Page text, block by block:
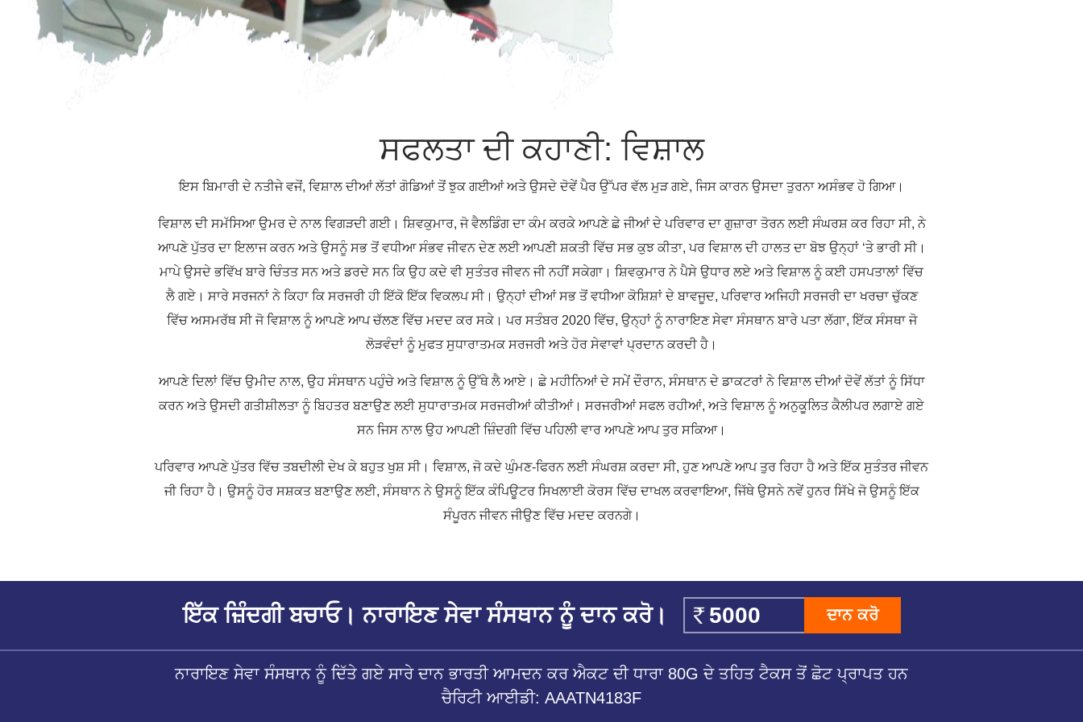
ਸਫਲਤਾ ਦੀ ਕਹਾਣੀ: ਵਿਸ਼ਾਲ
ਇਸ ਬਿਮਾਰੀ ਦੇ ਨਤੀਜੇ ਵਜੋਂ, ਵਿਸ਼ਾਲ ਦੀਆਂ ਲੱਤਾਂ ਗੋਡਿਆਂ ਤੋਂ ਝੁਕ ਗਈਆਂ ਅਤੇ ਉਸਦੇ ਦੋਵੇਂ ਪੈਰ ਉੱਪਰ ਵੱਲ ਮੁੜ ਗਏ, ਜਿਸ ਕਾਰਨ ਉਸਦਾ ਤੁਰਨਾ ਅਸੰਭਵ ਹੋ ਗਿਆ।
ਵਿਸ਼ਾਲ ਦੀ ਸਮੱਸਿਆ ਉਮਰ ਦੇ ਨਾਲ ਵਿਗੜਦੀ ਗਈ। ਸ਼ਿਵਕੁਮਾਰ, ਜੋ ਵੈਲਡਿੰਗ ਦਾ ਕੰਮ ਕਰਕੇ ਆਪਣੇ ਛੇ ਜੀਆਂ ਦੇ ਪਰਿਵਾਰ ਦਾ ਗੁਜ਼ਾਰਾ ਤੋਰਨ ਲਈ ਸੰਘਰਸ਼ ਕਰ ਰਿਹਾ ਸੀ, ਨੇ
ਆਪਣੇ ਪੁੱਤਰ ਦਾ ਇਲਾਜ ਕਰਨ ਅਤੇ ਉਸਨੂੰ ਸਭ ਤੋਂ ਵਧੀਆ ਸੰਭਵ ਜੀਵਨ ਦੇਣ ਲਈ ਆਪਣੀ ਸ਼ਕਤੀ ਵਿੱਚ ਸਭ ਕੁਝ ਕੀਤਾ, ਪਰ ਵਿਸ਼ਾਲ ਦੀ ਹਾਲਤ ਦਾ ਬੋਝ ਉਨ੍ਹਾਂ ‘ਤੇ ਭਾਰੀ ਸੀ।
ਮਾਪੇ ਉਸਦੇ ਭਵਿੱਖ ਬਾਰੇ ਚਿੰਤਤ ਸਨ ਅਤੇ ਡਰਦੇ ਸਨ ਕਿ ਉਹ ਕਦੇ ਵੀ ਸੁਤੰਤਰ ਜੀਵਨ ਜੀ ਨਹੀਂ ਸਕੇਗਾ। ਸ਼ਿਵਕੁਮਾਰ ਨੇ ਪੈਸੇ ਉਧਾਰ ਲਏ ਅਤੇ ਵਿਸ਼ਾਲ ਨੂੰ ਕਈ ਹਸਪਤਾਲਾਂ ਵਿੱਚ
ਲੈ ਗਏ। ਸਾਰੇ ਸਰਜਨਾਂ ਨੇ ਕਿਹਾ ਕਿ ਸਰਜਰੀ ਹੀ ਇੱਕੋ ਇੱਕ ਵਿਕਲਪ ਸੀ। ਉਨ੍ਹਾਂ ਦੀਆਂ ਸਭ ਤੋਂ ਵਧੀਆ ਕੋਸ਼ਿਸ਼ਾਂ ਦੇ ਬਾਵਜੂਦ, ਪਰਿਵਾਰ ਅਜਿਹੀ ਸਰਜਰੀ ਦਾ ਖਰਚਾ ਚੁੱਕਣ
ਵਿੱਚ ਅਸਮਰੱਥ ਸੀ ਜੋ ਵਿਸ਼ਾਲ ਨੂੰ ਆਪਣੇ ਆਪ ਚੱਲਣ ਵਿੱਚ ਮਦਦ ਕਰ ਸਕੇ। ਪਰ ਸਤੰਬਰ 2020 ਵਿੱਚ, ਉਨ੍ਹਾਂ ਨੂੰ ਨਾਰਾਇਣ ਸੇਵਾ ਸੰਸਥਾਨ ਬਾਰੇ ਪਤਾ ਲੱਗਾ, ਇੱਕ ਸੰਸਥਾ ਜੋ
ਲੋੜਵੰਦਾਂ ਨੂੰ ਮੁਫਤ ਸੁਧਾਰਾਤਮਕ ਸਰਜਰੀ ਅਤੇ ਹੋਰ ਸੇਵਾਵਾਂ ਪ੍ਰਦਾਨ ਕਰਦੀ ਹੈ।
ਆਪਣੇ ਦਿਲਾਂ ਵਿੱਚ ਉਮੀਦ ਨਾਲ, ਉਹ ਸੰਸਥਾਨ ਪਹੁੰਚੇ ਅਤੇ ਵਿਸ਼ਾਲ ਨੂੰ ਉੱਥੇ ਲੈ ਆਏ। ਛੇ ਮਹੀਨਿਆਂ ਦੇ ਸਮੇਂ ਦੌਰਾਨ, ਸੰਸਥਾਨ ਦੇ ਡਾਕਟਰਾਂ ਨੇ ਵਿਸ਼ਾਲ ਦੀਆਂ ਦੋਵੇਂ ਲੱਤਾਂ ਨੂੰ ਸਿੱਧਾ
ਕਰਨ ਅਤੇ ਉਸਦੀ ਗਤੀਸ਼ੀਲਤਾ ਨੂੰ ਬਿਹਤਰ ਬਣਾਉਣ ਲਈ ਸੁਧਾਰਾਤਮਕ ਸਰਜਰੀਆਂ ਕੀਤੀਆਂ। ਸਰਜਰੀਆਂ ਸਫਲ ਰਹੀਆਂ, ਅਤੇ ਵਿਸ਼ਾਲ ਨੂੰ ਅਨੁਕੂਲਿਤ ਕੈਲੀਪਰ ਲਗਾਏ ਗਏ
ਸਨ ਜਿਸ ਨਾਲ ਉਹ ਆਪਣੀ ਜ਼ਿੰਦਗੀ ਵਿੱਚ ਪਹਿਲੀ ਵਾਰ ਆਪਣੇ ਆਪ ਤੁਰ ਸਕਿਆ।
ਪਰਿਵਾਰ ਆਪਣੇ ਪੁੱਤਰ ਵਿੱਚ ਤਬਦੀਲੀ ਦੇਖ ਕੇ ਬਹੁਤ ਖੁਸ਼ ਸੀ। ਵਿਸ਼ਾਲ, ਜੋ ਕਦੇ ਘੁੰਮਣ-ਫਿਰਨ ਲਈ ਸੰਘਰਸ਼ ਕਰਦਾ ਸੀ, ਹੁਣ ਆਪਣੇ ਆਪ ਤੁਰ ਰਿਹਾ ਹੈ ਅਤੇ ਇੱਕ ਸੁਤੰਤਰ ਜੀਵਨ
ਜੀ ਰਿਹਾ ਹੈ। ਉਸਨੂੰ ਹੋਰ ਸਸ਼ਕਤ ਬਣਾਉਣ ਲਈ, ਸੰਸਥਾਨ ਨੇ ਉਸਨੂੰ ਇੱਕ ਕੰਪਿਊਟਰ ਸਿਖਲਾਈ ਕੋਰਸ ਵਿੱਚ ਦਾਖਲ ਕਰਵਾਇਆ, ਜਿੱਥੇ ਉਸਨੇ ਨਵੇਂ ਹੁਨਰ ਸਿੱਖੇ ਜੋ ਉਸਨੂੰ ਇੱਕ
ਸੰਪੂਰਨ ਜੀਵਨ ਜੀਉਣ ਵਿੱਚ ਮਦਦ ਕਰਨਗੇ।
ਇੱਕ ਜ਼ਿੰਦਗੀ ਬਚਾਓ। ਨਾਰਾਇਣ ਸੇਵਾ ਸੰਸਥਾਨ ਨੂੰ ਦਾਨ ਕਰੋ। ਦਾਨ ਕਰੋ
ਨਾਰਾਇਣ ਸੇਵਾ ਸੰਸਥਾਨ ਨੂੰ ਦਿੱਤੇ ਗਏ ਸਾਰੇ ਦਾਨ ਭਾਰਤੀ ਆਮਦਨ ਕਰ ਐਕਟ ਦੀ ਧਾਰਾ 80G ਦੇ ਤਹਿਤ ਟੈਕਸ ਤੋਂ ਛੋਟ ਪ੍ਰਾਪਤ ਹਨ
ਚੈਰਿਟੀ ਆਈਡੀ: AAATN4183F